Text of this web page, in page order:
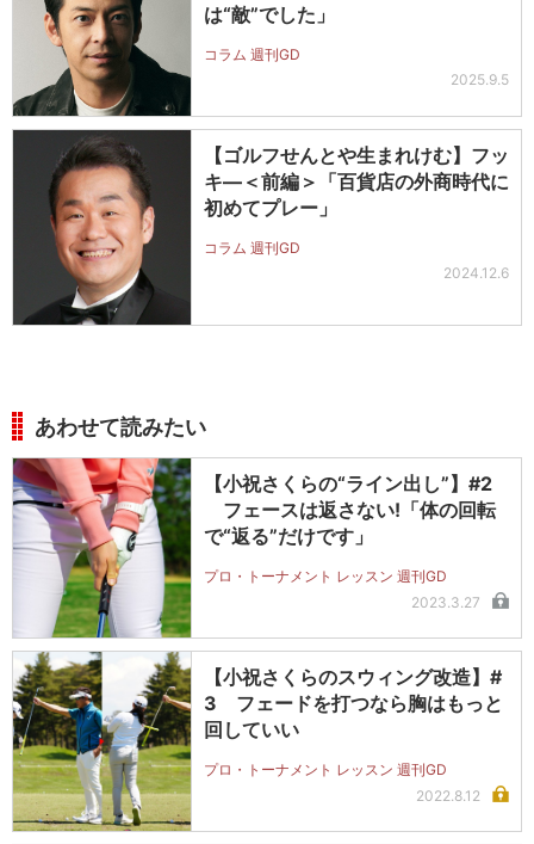
は“敵”でした」
コラム 週刊GD
2025.9.5
【ゴルフせんとや生まれけむ】フッ
キ―＜前編＞「百貨店の外商時代に
初めてプレー」
コラム 週刊GD
2024.12.6
あわせて読みたい
【小祝さくらの“ライン出し”】#2
フェースは返さない!「体の回転
で“返る”だけです」
プロ・トーナメント レッスン 週刊GD
2023.3.27
【小祝さくらのスウィング改造】#
3 フェードを打つなら胸はもっと
回していい
プロ・トーナメント レッスン 週刊GD
2022.8.12